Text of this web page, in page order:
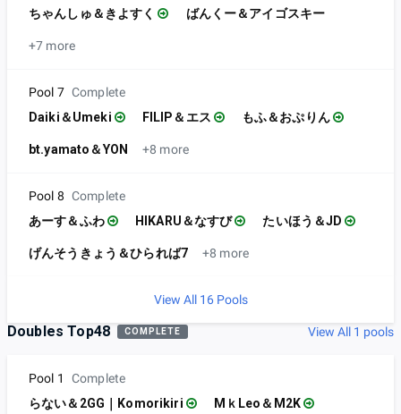
ちゃんしゅ＆きよすく ばんくー＆アイゴスキー
+7 more
Pool 7 Complete
Daiki＆Umeki
FILIP＆エス もふ＆おぷりん
bt.yamato＆YON +8 more
Pool 8 Complete
あーす＆ふわ
HIKARU＆なすび たいほう＆JD
げんそうきょう＆ひられば7 +8 more
View All 16 Pools
Doubles Top48 COMPLETE View All 1 pools
Pool 1
Complete
らない＆2GG｜Komorikiri
MｋLeo＆M2K